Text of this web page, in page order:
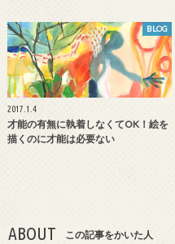
BLOG
2017.1.4
才能の有無に執着しなくてOK！絵を
描くのに才能は必要ない
ABOUT この記事をかいた人